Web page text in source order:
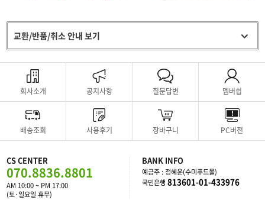
교환/반품/취소 안내 보기
회사소개 공지사항 질문답변 멤버쉽
배송조회 사용후기 장바구니 PC버전
CS CENTER
070.8836.8801
AM 10:00 ~ PM 17:00
(토·일요일 휴무)
BANK INFO
예금주 : 정혜운(수미푸드몰)
국민은행 813601-01-433976